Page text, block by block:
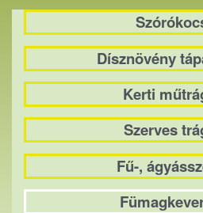
Dísznövény
Kerti
Szerves
Fű-,